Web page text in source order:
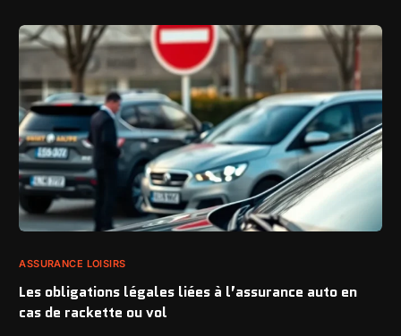
ASSURANCE LOISIRS
Les obligations légales liées à l’assurance auto en
cas de rackette ou vol